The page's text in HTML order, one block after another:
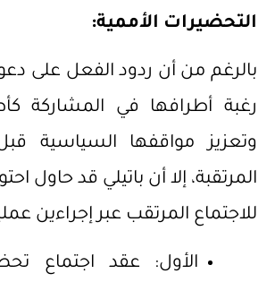
التحضيرات الأممية:
بالرغم من أن ردود الفعل على دعوة
رغبة أطرافها في المشاركة
وتعزيز مواقفها السياسية
المرتقبة، إلا أن باتيلي قد حاول
للاجتماع المرتقب عبر إجراءين
الأول: عقد اجتماع